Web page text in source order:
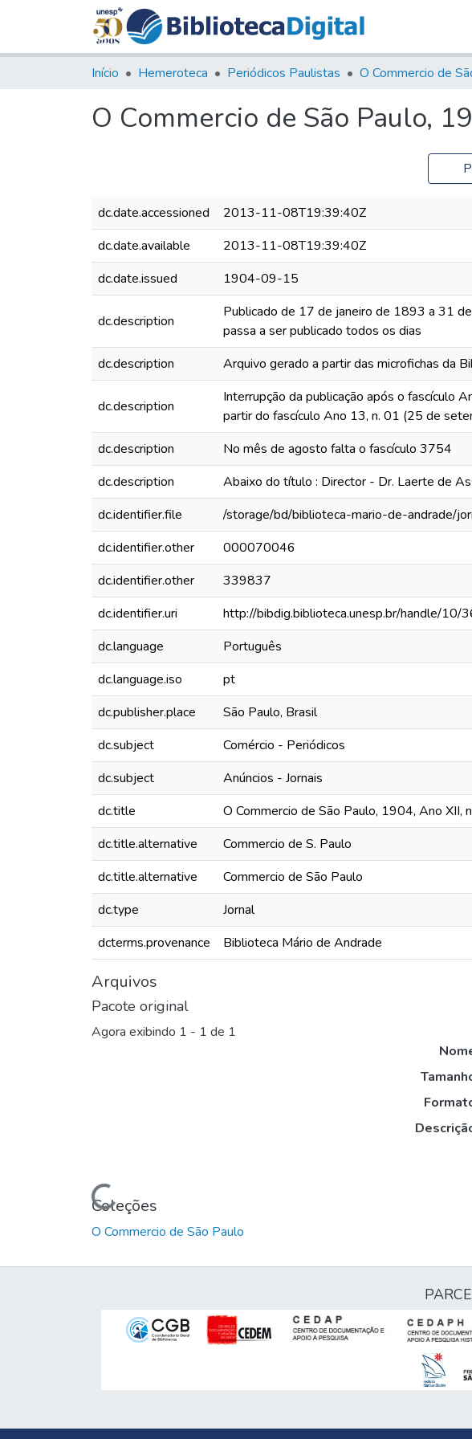
Início Hemeroteca Periódicos Paulistas O Commercio de
O Commercio de São Paulo,
dc.date.accessioned
2013-11-08T19:39:40Z
dc.date.available
2013-11-08T19:39:40Z
dc.date.issued
1904-09-15
dc.description
Publicado de 17 de janeiro de 1893 a 31
passa a ser publicado todos os dias
dc.description Arquivo gerado a partir das microfichas da
dc.description
Interrupção da publicação após o fascículo
partir do fascículo Ano 13, n. 01 (25 de
dc.description No mês de agosto falta o fascículo 3754
dc.description
Abaixo do título : Director - Dr. Laerte de
dc.identifier.file
/storage/bd/biblioteca-mario-de-andrade/
dc.identifier.other
000070046
dc.identifier.other
339837
dc.identifier.uri
http://bibdig.biblioteca.unesp.br/handle/10/
dc.language
Português
dc.language.iso
pt
dc.publisher.place
São Paulo, Brasil
dc.subject
Comércio - Periódicos
dc.subject
Anúncios - Jornais
dc.title
O Commercio de São Paulo, 1904, Ano XII,
dc.title.alternative
Commercio de S. Paulo
dc.title.alternative
Commercio de São Paulo
dc.type
Jornal
dcterms.provenance
Biblioteca Mário de Andrade
Arquivos
Pacote original
Agora exibindo 1 - 1 de 1
Carregando...
Coleções
O Commercio de São Paulo